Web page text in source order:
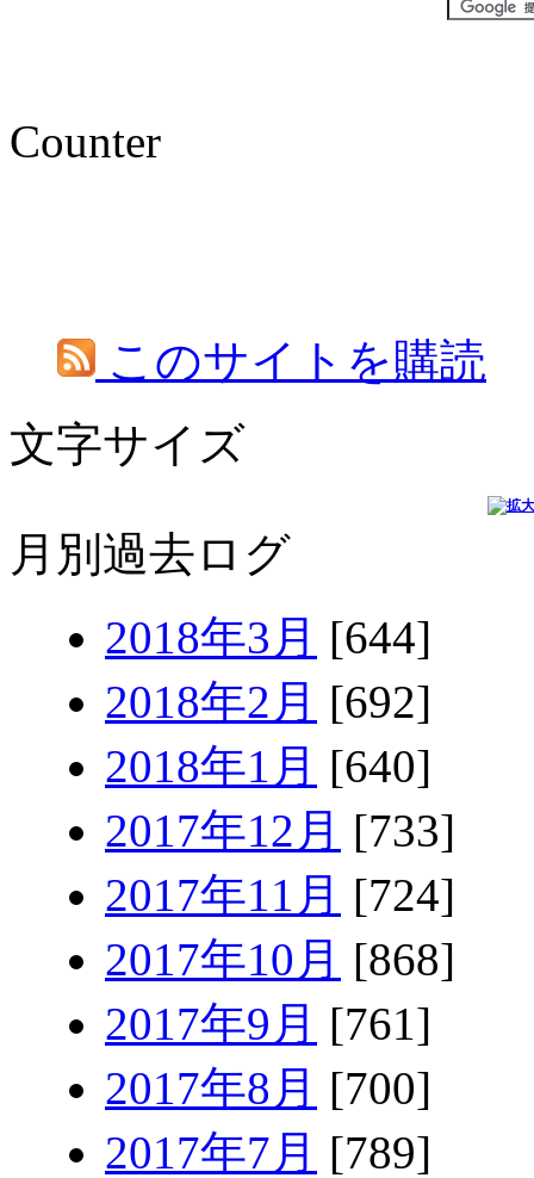
Counter
このサイトを購読
文字サイズ
月別過去ログ
2018年3月 [644]
2018年2月 [692]
2018年1月 [640]
2017年12月 [733]
2017年11月 [724]
2017年10月 [868]
2017年9月 [761]
2017年8月 [700]
2017年7月 [789]